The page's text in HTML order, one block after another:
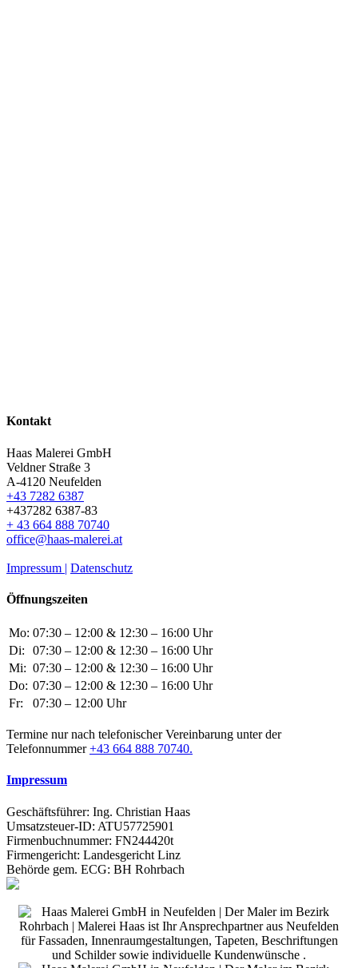
Kontakt
Haas Malerei GmbH
Veldner Straße 3
A-4120 Neufelden
+43 7282 6387
+437282 6387-83
+ 43 664 888 70740
office@haas-malerei.at
Impressum | Datenschutz
Öffnungszeiten
Mo: 07:30 – 12:00 & 12:30 – 16:00 Uhr
Di:
07:30 – 12:00 & 12:30 – 16:00 Uhr
Mi: 07:30 – 12:00 & 12:30 – 16:00 Uhr
Do: 07:30 – 12:00 & 12:30 – 16:00 Uhr
Fr:
07:30 – 12:00 Uhr
Termine nur nach telefonischer Vereinbarung unter der
Telefonnummer+43 664 888 70740.
Impressum
Geschäftsführer: Ing. Christian Haas
Umsatzsteuer-ID: ATU57725901
Firmenbuchnummer: FN244420t
Firmengericht: Landesgericht Linz
Behörde gem. ECG: BH Rohrbach